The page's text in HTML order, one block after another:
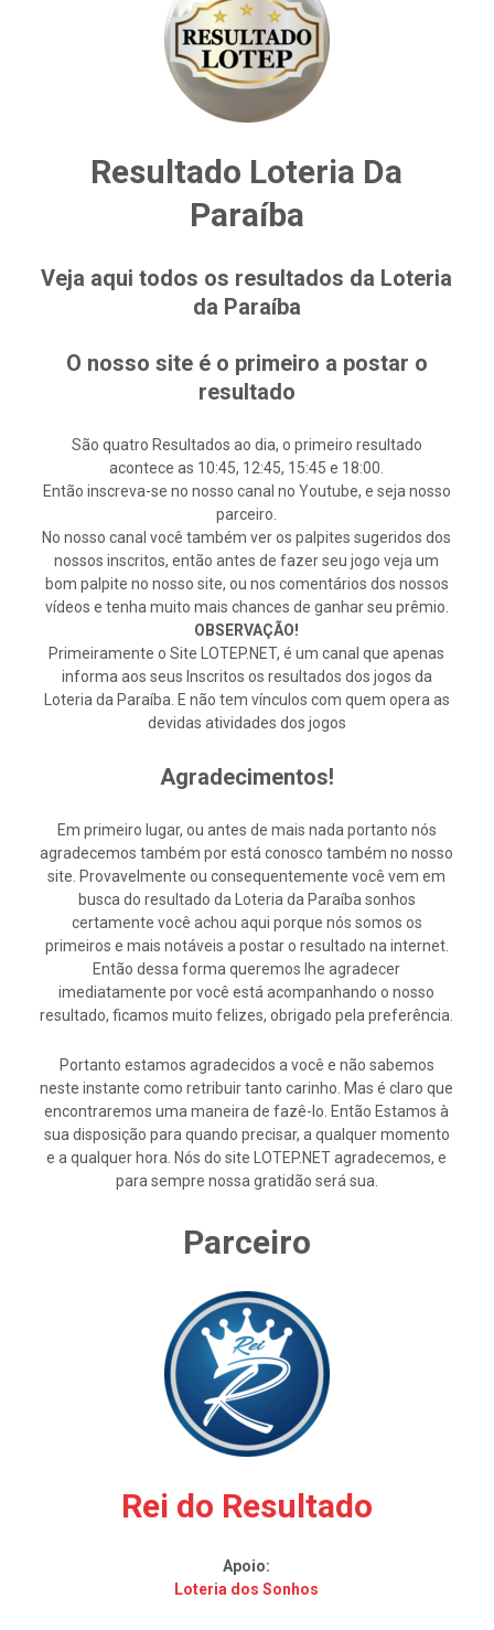
Resultado Loteria Da
Paraíba
Veja aqui todos os resultados da Loteria
da Paraíba
O nosso site é o primeiro a postar o
resultado
São quatro Resultados ao dia, o primeiro resultado
acontece as 10:45, 12:45, 15:45 e 18:00.
Então inscreva-se no nosso canal no Youtube, e seja nosso
parceiro.
No nosso canal você também ver os palpites sugeridos dos
nossos inscritos, então antes de fazer seu jogo veja um
bom palpite no nosso site, ou nos comentários dos nossos
vídeos e tenha muito mais chances de ganhar seu prêmio.
OBSERVAÇÃO!
Primeiramente o Site LOTEP.NET, é um canal que apenas
informa aos seus Inscritos os resultados dos jogos da
Loteria da Paraíba. E não tem vínculos com quem opera as
devidas atividades dos jogos
Agradecimentos!
Em primeiro lugar, ou antes de mais nada portanto nós
agradecemos também por está conosco também no nosso
site. Provavelmente ou consequentemente você vem em
busca do resultado da Loteria da Paraíba sonhos
certamente você achou aqui porque nós somos os
primeiros e mais notáveis a postar o resultado na internet.
Então dessa forma queremos lhe agradecer
imediatamente por você está acompanhando o nosso
resultado, ficamos muito felizes, obrigado pela preferência.
Portanto estamos agradecidos a você e não sabemos
neste instante como retribuir tanto carinho. Mas é claro que
encontraremos uma maneira de fazê-lo. Então Estamos à
sua disposição para quando precisar, a qualquer momento
e a qualquer hora. Nós do site LOTEP.NET agradecemos, e
para sempre nossa gratidão será sua.
Parceiro
Rei do Resultado
Apoio:
Loteria dos Sonhos